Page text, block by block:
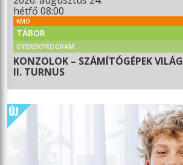
hétfő 08:00
KMO
TÁBOR
GYEREKPROGRAM
KONZOLOK – SZÁMÍTÓGÉPEK
II. TURNUS